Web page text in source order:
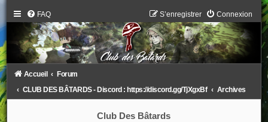
FAQ Connexion
S’enregistrer
Accueil
Forum
CLUB DES BÂTARDS - Discord : https://discord.gg/TjXgxBf
Archives
Club Des Bâtards